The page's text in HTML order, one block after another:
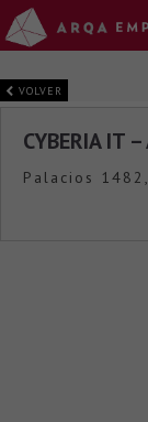
VOLVER
CYBERIA IT
Palacios